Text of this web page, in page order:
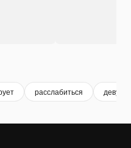
расслабиться